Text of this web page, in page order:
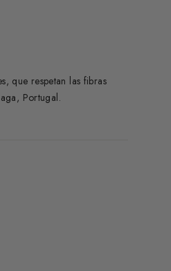
que respetan las fibras
Portugal.